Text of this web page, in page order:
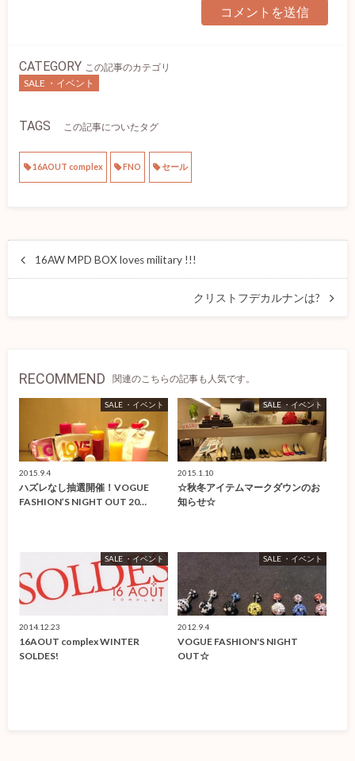
CATEGORY この記事のカテゴリ
SALE ・イベント
TAGS この記事についたタグ
16AOUT complex FNO セール
16AW MPD BOX loves military !!!
クリストフデカルナンは?
RECOMMEND 関連のこちらの記事も人気です。
SALE ・イベント
2015.9.4
ハズレなし抽選開催！VOGUE
FASHION’S NIGHT OUT 20…
SALE ・イベント
2015.1.10
☆秋冬アイテムマークダウンのお
知らせ☆
SALE ・イベント
2014.12.23
16AOUT complex WINTER
SOLDES!
SALE ・イベント
2012.9.4
VOGUE FASHION'S NIGHT
OUT☆